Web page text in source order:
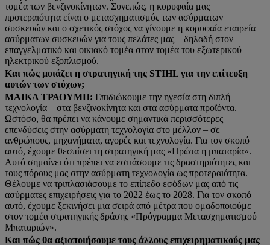
τομέα των βενζινοκίνητων. Συνεπώς, η κορυφαία μας
προτεραιότητα είναι ο μετασχηματισμός των ασύρματων
συσκευών και ο σχετικός στόχος να γίνουμε η κορυφαία εταιρεία
ασύρματων συσκευών για τους πελάτες μας – δηλαδή στον
επαγγελματικό και οικιακό τομέα στον τομέα του εξωτερικού
ηλεκτρικού εξοπλισμού.
Και πώς μοιάζει η στρατηγική της STIHL για την επίτευξη
αυτών των στόχων;
ΜΑΙΚΛ ΤΡΑΟΥΜΠ: Επιδιώκουμε την ηγεσία στη διπλή
τεχνολογία – στα βενζινοκίνητα και στα ασύρματα προϊόντα.
Ωστόσο, θα πρέπει να κάνουμε σημαντικά περισσότερες
επενδύσεις στην ασύρματη τεχνολογία στο μέλλον – σε
ανθρώπους, μηχανήματα, αγορές και τεχνολογία. Για τον σκοπό
αυτό, έχουμε θεσπίσει τη στρατηγική μας «Πρώτα η μπαταρία».
Αυτό σημαίνει ότι πρέπει να εστιάσουμε τις δραστηριότητες και
τους πόρους μας στην ασύρματη τεχνολογία ως προτεραιότητα.
Θέλουμε να τριπλασιάσουμε το επίπεδο εσόδων μας από τις
ασύρματες επιχειρήσεις για το 2022 έως το 2028. Για τον σκοπό
αυτό, έχουμε ξεκινήσει μια σειρά από μέτρα που ομαδοποιούμε
στον τομέα στρατηγικής δράσης «Πρόγραμμα Μετασχηματισμού
Μπαταριών».
Και πώς θα αξιοποιήσουμε τους άλλους επιχειρηματικούς μας